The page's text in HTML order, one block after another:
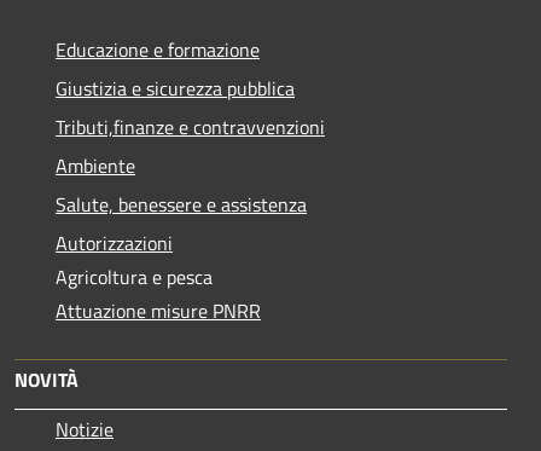
Educazione e formazione
Giustizia e sicurezza pubblica
Tributi,finanze e contravvenzioni
Ambiente
Salute, benessere e assistenza
Autorizzazioni
Agricoltura e pesca
Attuazione misure PNRR
NOVITÀ
Notizie